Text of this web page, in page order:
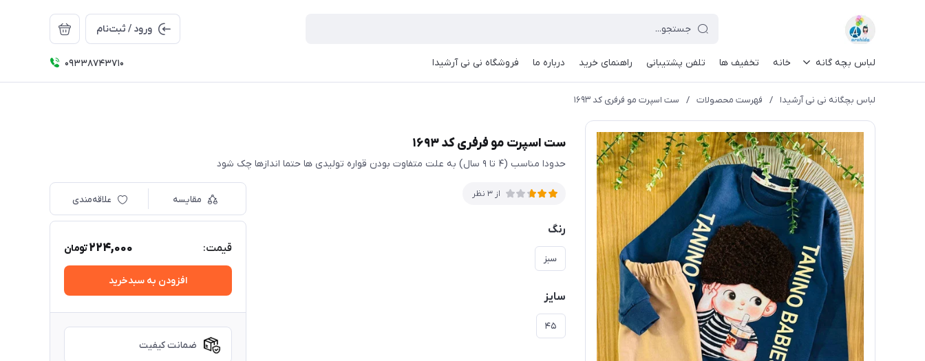
ورود / ثبت‌نام
لباس بچه گانه خانه تخفیف ها تلفن پشتیبانی راهنمای خرید درباره ما فروشگاه نی نی آرشیدا 09338743710
لباس بچگانه نی نی آرشیدا / فهرست محصولات / ست اسپرت مو فرفری کد ۱۶۹۳
ست اسپرت مو فرفری کد ۱۶۹۳
حدودا مناسب (۴ تا ۹ سال) به علت متفاوت بودن قواره تولیدی ها حتما اندازها چک شود
از 3 نظر
رنگ
سبز
سایز
۴۵
مقایسه علاقه‌مندی
قیمت: 224,000تومان
افزودن به سبدخرید
ضمانت کیفیت